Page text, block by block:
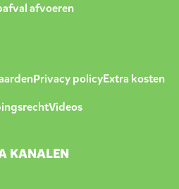
afvoeren
Privacy policyExtra kosten
Videos
KANALEN